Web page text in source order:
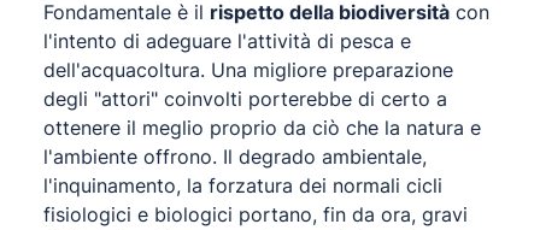
Fondamentale è il rispetto della biodiversità con
l'intento di adeguare l'attività di pesca e
dell'acquacoltura. Una migliore preparazione
degli "attori" coinvolti porterebbe di certo a
ottenere il meglio proprio da ciò che la natura e
l'ambiente offrono. Il degrado ambientale,
l'inquinamento, la forzatura dei normali cicli
fisiologici e biologici portano, fin da ora, gravi